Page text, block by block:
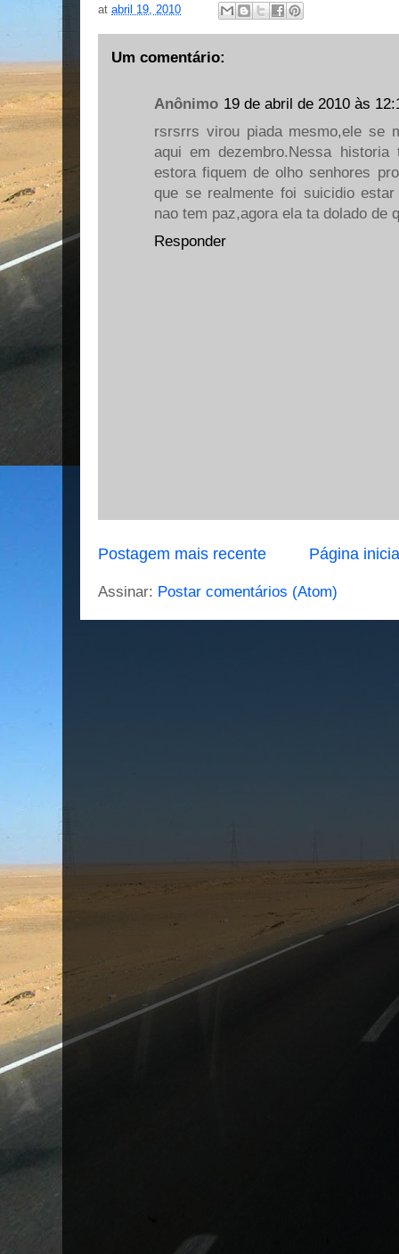
at abril 19, 2010
Um comentário:
Anônimo 19 de abril de 2010 às
rsrsrrs virou piada mesmo,ele se
aqui em dezembro.Nessa
estora fiquem de olho senhores
que se realmente foi suicidio
nao tem paz,agora ela ta dolado de
Responder
Postagem mais recente Página
Assinar: Postar comentários (Atom)